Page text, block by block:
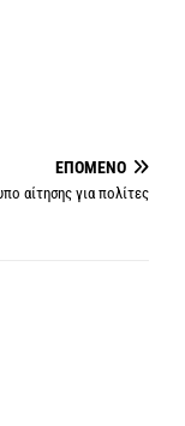
ΕΠΌΜΕΝΟ
αίτησης για πολίτες